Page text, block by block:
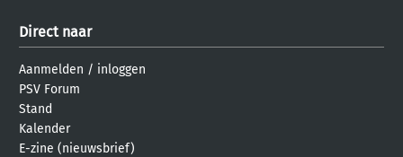
Direct naar
Aanmelden / inloggen
PSV Forum
Stand
Kalender
E-zine (nieuwsbrief)